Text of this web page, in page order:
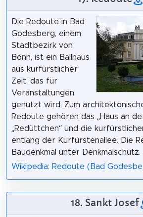
Die Redoute in Bad
Godesberg, einem
Stadtbezirk von
Bonn, ist ein Ballhaus
aus kurfürstlicher
Zeit, das für
Veranstaltungen
genutzt wird. Zum
Redoute gehören das „Haus an
„Redüttchen“ und die
entlang der Kurfürstenallee. Die
Baudenkmal unter Denkmalschutz.
Wikipedia: Redoute (Bad
18. Sankt Josef